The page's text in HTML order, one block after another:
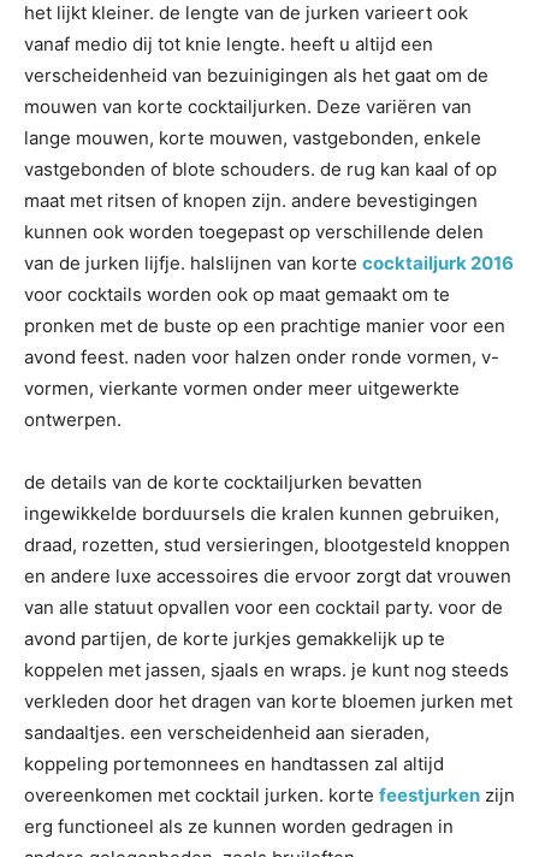
het lijkt kleiner. de lengte van de jurken varieert ook
vanaf medio dij tot knie lengte. heeft u altijd een
verscheidenheid van bezuinigingen als het gaat om de
mouwen van korte cocktailjurken. Deze variëren van
lange mouwen, korte mouwen, vastgebonden, enkele
vastgebonden of blote schouders. de rug kan kaal of op
maat met ritsen of knopen zijn. andere bevestigingen
kunnen ook worden toegepast op verschillende delen
van de jurken lijfje. halslijnen van korte cocktailjurk 2016
voor cocktails worden ook op maat gemaakt om te
pronken met de buste op een prachtige manier voor een
avond feest. naden voor halzen onder ronde vormen, v-
vormen, vierkante vormen onder meer uitgewerkte
ontwerpen.
de details van de korte cocktailjurken bevatten
ingewikkelde borduursels die kralen kunnen gebruiken,
draad, rozetten, stud versieringen, blootgesteld knoppen
en andere luxe accessoires die ervoor zorgt dat vrouwen
van alle statuut opvallen voor een cocktail party. voor de
avond partijen, de korte jurkjes gemakkelijk up te
koppelen met jassen, sjaals en wraps. je kunt nog steeds
verkleden door het dragen van korte bloemen jurken met
sandaaltjes. een verscheidenheid aan sieraden,
koppeling portemonnees en handtassen zal altijd
overeenkomen met cocktail jurken. korte feestjurken zijn
erg functioneel als ze kunnen worden gedragen in